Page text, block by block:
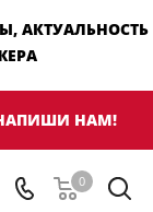
АКТУАЛЬНОСТЬ
НАМ!
0